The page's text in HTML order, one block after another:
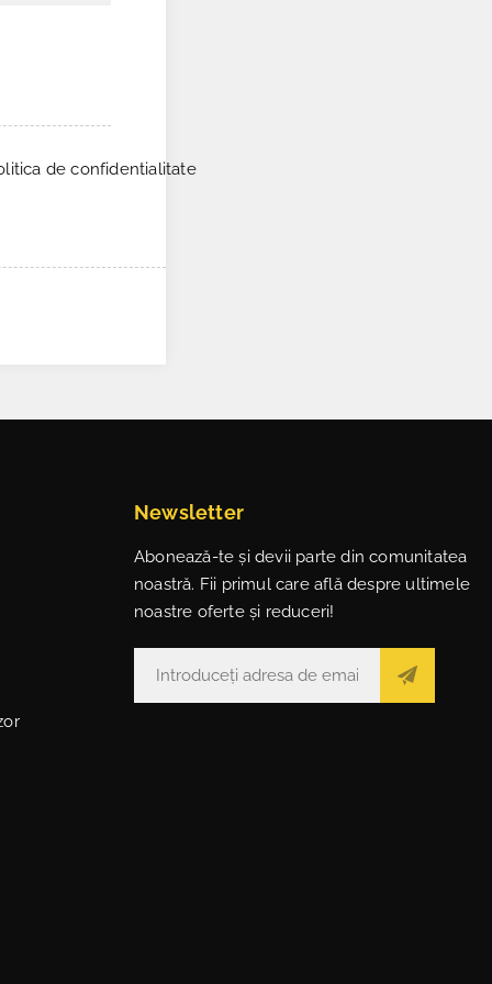
de confidentialitate
Newsletter
Abonează-te și devii parte din comunitatea
noastră. Fii primul care află despre ultimele
noastre oferte și reduceri!